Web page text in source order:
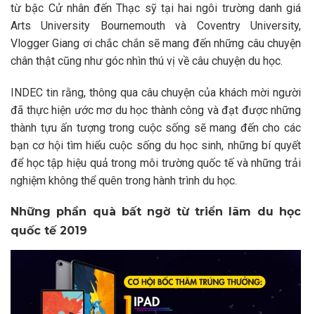
từ bậc Cử nhân đến Thạc sỹ tại hai ngôi trường danh giá
Arts University Bournemouth và Coventry University,
Vlogger Giang ơi chắc chắn sẽ mang đến những câu chuyện
chân thật cũng như góc nhìn thú vị về câu chuyện du học.
INDEC tin rằng, thông qua câu chuyện của khách mời người
đã thực hiện ước mơ du học thành công và đạt được những
thành tựu ấn tượng trong cuộc sống sẽ mang đến cho các
bạn cơ hội tìm hiểu cuộc sống du học sinh, những bí quyết
để học tập hiệu quả trong môi trường quốc tế và những trải
nghiệm không thể quên trong hành trình du học.
Những phần quà bất ngờ từ triển lãm du học
quốc tế 2019